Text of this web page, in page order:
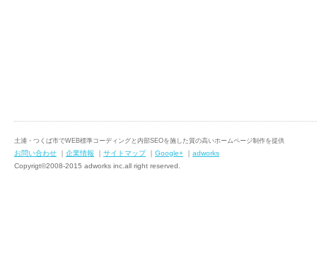
土浦・つくば市でWEB標準コーディングと内部SEOを施した質の高いホームページ制作を提供
お問い合わせ ｜ 企業情報 ｜ サイトマップ｜ Google+ ｜ adworks
Copyrigt©2008-2015 adworks inc.all right reserved.